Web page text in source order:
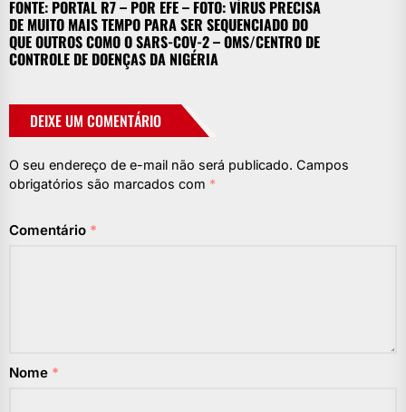
FONTE: PORTAL R7 – POR EFE – FOTO: VÍRUS PRECISA
DE MUITO MAIS TEMPO PARA SER SEQUENCIADO DO
QUE OUTROS COMO O SARS-COV-2 – OMS/CENTRO DE
CONTROLE DE DOENÇAS DA NIGÉRIA
DEIXE UM COMENTÁRIO
O seu endereço de e-mail não será publicado. Campos
obrigatórios são marcados com *
Comentário *
Nome *